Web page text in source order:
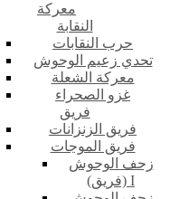
معركة
النقابة
حرب النقابات
تحدي زعيم الوحوش
معركة الشعلة
غزو الصحراء
فريق
فريق الزنزانات
فريق الموجات
زحف الوحوش
(فريق) I